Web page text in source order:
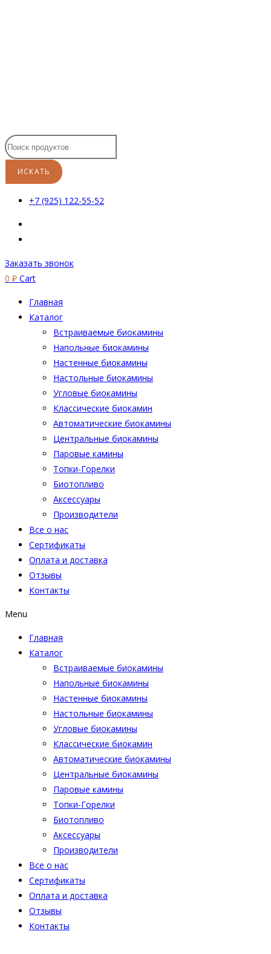
+7 (925) 122-55-52
Заказать звонок
0 ₽ Cart
Главная
Каталог
Встраиваемые биокамины
Напольные биокамины
Настенные биокамины
Настoльные биокамины
Угловые биокамины
Классические биокамин
Автоматические биокамины
Центральные биокамины
Паровые камины
Топки-Горелки
Биотопливо
Аксессуары
Производители
Все о нас
Сертификаты
Оплата и доставка
Отзывы
Контакты
Menu
Главная
Каталог
Встраиваемые биокамины
Напольные биокамины
Настенные биокамины
Настoльные биокамины
Угловые биокамины
Классические биокамин
Автоматические биокамины
Центральные биокамины
Паровые камины
Топки-Горелки
Биотопливо
Аксессуары
Производители
Все о нас
Сертификаты
Оплата и доставка
Отзывы
Контакты